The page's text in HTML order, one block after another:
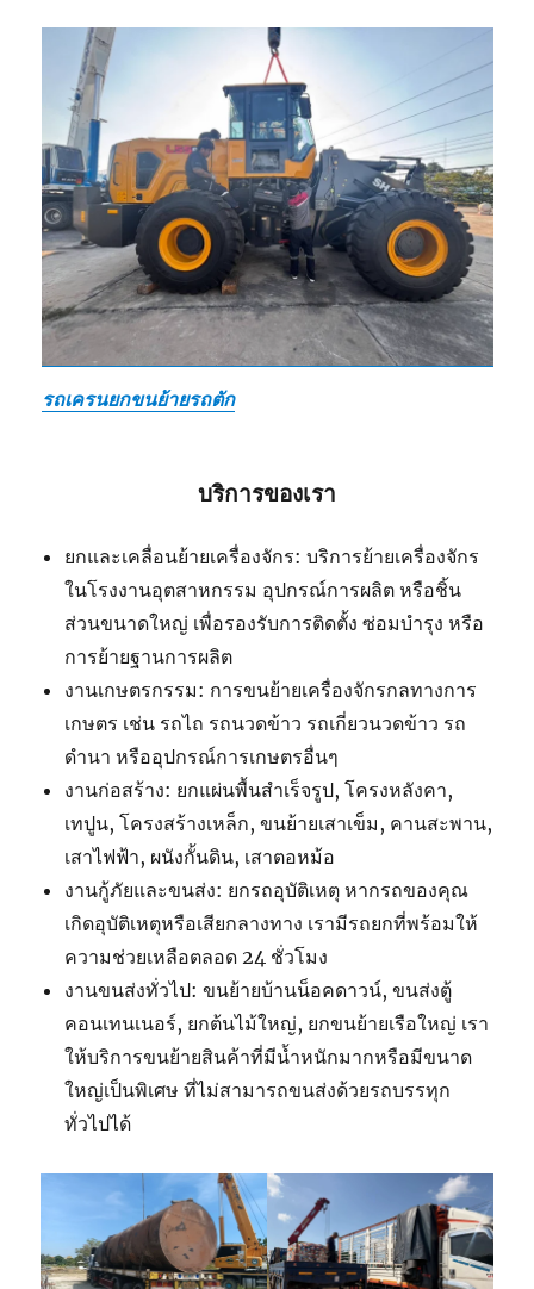
รถเครนยกขนย้ายรถตัก
บริการของเรา
ยกและเคลื่อนย้ายเครื่องจักร: บริการย้ายเครื่องจักร
ในโรงงานอุตสาหกรรม อุปกรณ์การผลิต หรือชิ้น
ส่วนขนาดใหญ่ เพื่อรองรับการติดตั้ง ซ่อมบำรุง หรือ
การย้ายฐานการผลิต
งานเกษตรกรรม: การขนย้ายเครื่องจักรกลทางการ
เกษตร เช่น รถไถ รถนวดข้าว รถเกี่ยวนวดข้าว รถ
ดำนา หรืออุปกรณ์การเกษตรอื่นๆ
งานก่อสร้าง: ยกแผ่นพื้นสำเร็จรูป, โครงหลังคา,
เทปูน, โครงสร้างเหล็ก, ขนย้ายเสาเข็ม, คานสะพาน,
เสาไฟฟ้า, ผนังกั้นดิน, เสาตอหม้อ
งานกู้ภัยและขนส่ง: ยกรถอุบัติเหตุ หากรถของคุณ
เกิดอุบัติเหตุหรือเสียกลางทาง เรามีรถยกที่พร้อมให้
ความช่วยเหลือตลอด 24 ชั่วโมง
งานขนส่งทั่วไป: ขนย้ายบ้านน็อคดาวน์, ขนส่งตู้
คอนเทนเนอร์, ยกต้นไม้ใหญ่, ยกขนย้ายเรือใหญ่ เรา
ให้บริการขนย้ายสินค้าที่มีน้ำหนักมากหรือมีขนาด
ใหญ่เป็นพิเศษ ที่ไม่สามารถขนส่งด้วยรถบรรทุก
ทั่วไปได้